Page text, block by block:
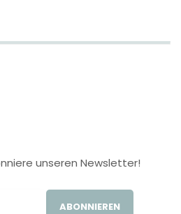
unseren Newsletter!
ABONNIEREN